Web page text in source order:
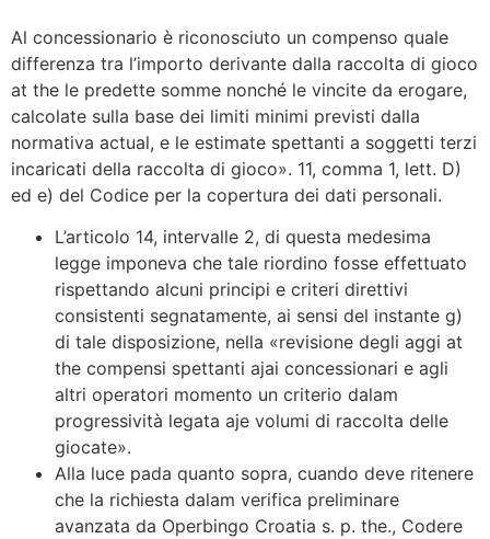
Al concessionario è riconosciuto un compenso quale
differenza tra l’importo derivante dalla raccolta di gioco
at the le predette somme nonché le vincite da erogare,
calcolate sulla base dei limiti minimi previsti dalla
normativa actual, e le estimate spettanti a soggetti terzi
incaricati della raccolta di gioco». 11, comma 1, lett. D)
ed e) del Codice per la copertura dei dati personali.
L’articolo 14, intervalle 2, di questa medesima
legge imponeva che tale riordino fosse effettuato
rispettando alcuni principi e criteri direttivi
consistenti segnatamente, ai sensi del instante g)
di tale disposizione, nella «revisione degli aggi at
the compensi spettanti ajai concessionari e agli
altri operatori momento un criterio dalam
progressività legata aje volumi di raccolta delle
giocate».
Alla luce pada quanto sopra, cuando deve ritenere
che la richiesta dalam verifica preliminare
avanzata da Operbingo Croatia s. p. the., Codere